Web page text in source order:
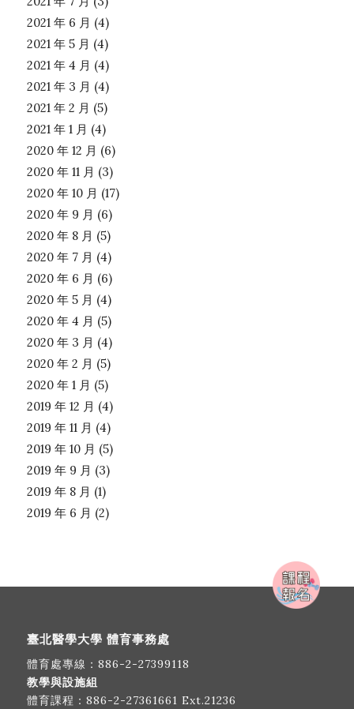
2021 年 6 月 (4)
2021 年 5 月 (4)
2021 年 4 月 (4)
2021 年 3 月 (4)
2021 年 2 月 (5)
2021 年 1 月 (4)
2020 年 12 月 (6)
2020 年 11 月 (3)
2020 年 10 月 (17)
2020 年 9 月 (6)
2020 年 8 月 (5)
2020 年 7 月 (4)
2020 年 6 月 (6)
2020 年 5 月 (4)
2020 年 4 月 (5)
2020 年 3 月 (4)
2020 年 2 月 (5)
2020 年 1 月 (5)
2019 年 12 月 (4)
2019 年 11 月 (4)
2019 年 10 月 (5)
2019 年 9 月 (3)
2019 年 8 月 (1)
2019 年 6 月 (2)
臺北醫學大學 體育事務處
體育處專線： 886-2-27399118
教學與設施組
體育課程： 886-2-27361661 Ext.21236